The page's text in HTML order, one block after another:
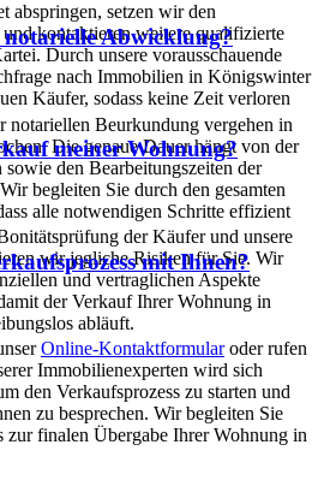
abspringen, setzen wir den
kontaktieren weitere qualifizierte
Durch unsere vorausschauende
nach Immobilien in Königswinter
Käufer, sodass keine Zeit verloren
Abwicklung?
notariellen Beurkundung vergehen in
Die genaue Dauer hängt von der
den Bearbeitungszeiten der
begleiten Sie durch den gesamten
alle notwendigen Schritte effizient
meiner Wohnung?
der Käufer und unsere
wir jegliche Risiken für Sie. Wir
und vertraglichen Aspekte
der Verkauf Ihrer Wohnung in
abläuft.
mit Ihnen?
Online-Kontaktformularoder rufen
Immobilienexperten wird sich
den Verkaufsprozess zu starten und
zu besprechen. Wir begleiten Sie
zur finalen Übergabe Ihrer Wohnung in